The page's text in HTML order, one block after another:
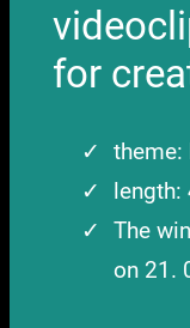
for
theme:
length:
The
on 21.